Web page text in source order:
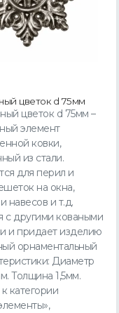
цветок d 75мм
цветок d 75мм –
элемент
ковки,
из стали.
для перил и
на окна,
навесов и т.д.
с другими коваными
и придает изделию
орнаментальный
Диаметр
Толщина 1,5мм.
категории